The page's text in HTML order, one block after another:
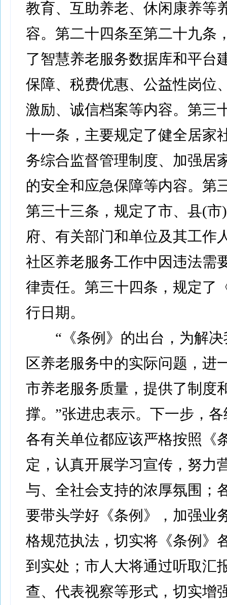
教育、互助养老、休闲康养等
容。第二十四条至第二十九条
了智慧养老服务数据库和平台
保障、税费优惠、公益性岗位
激励、诚信档案等内容。第三
十一条，主要规定了健全居家
务综合监督管理制度、加强居
的安全和应急保障等内容。第
第三十三条，规定了市、县(市
府、有关部门和单位及其工作
社区养老服务工作中因违法需
律责任。第三十四条，规定了
行日期。
“《条例》的出台，为解决
区养老服务中的实际问题，进
市养老服务质量，提供了制度
撑。”张进忠表示。下一步，
各有关单位都应该严格按照《
定，认真开展学习宣传，努力
与、全社会支持的浓厚氛围；
要带头学好《条例》，加强业
格规范执法，切实将《条例》
到实处；市人大将通过听取汇
查、代表视察等形式，切实增